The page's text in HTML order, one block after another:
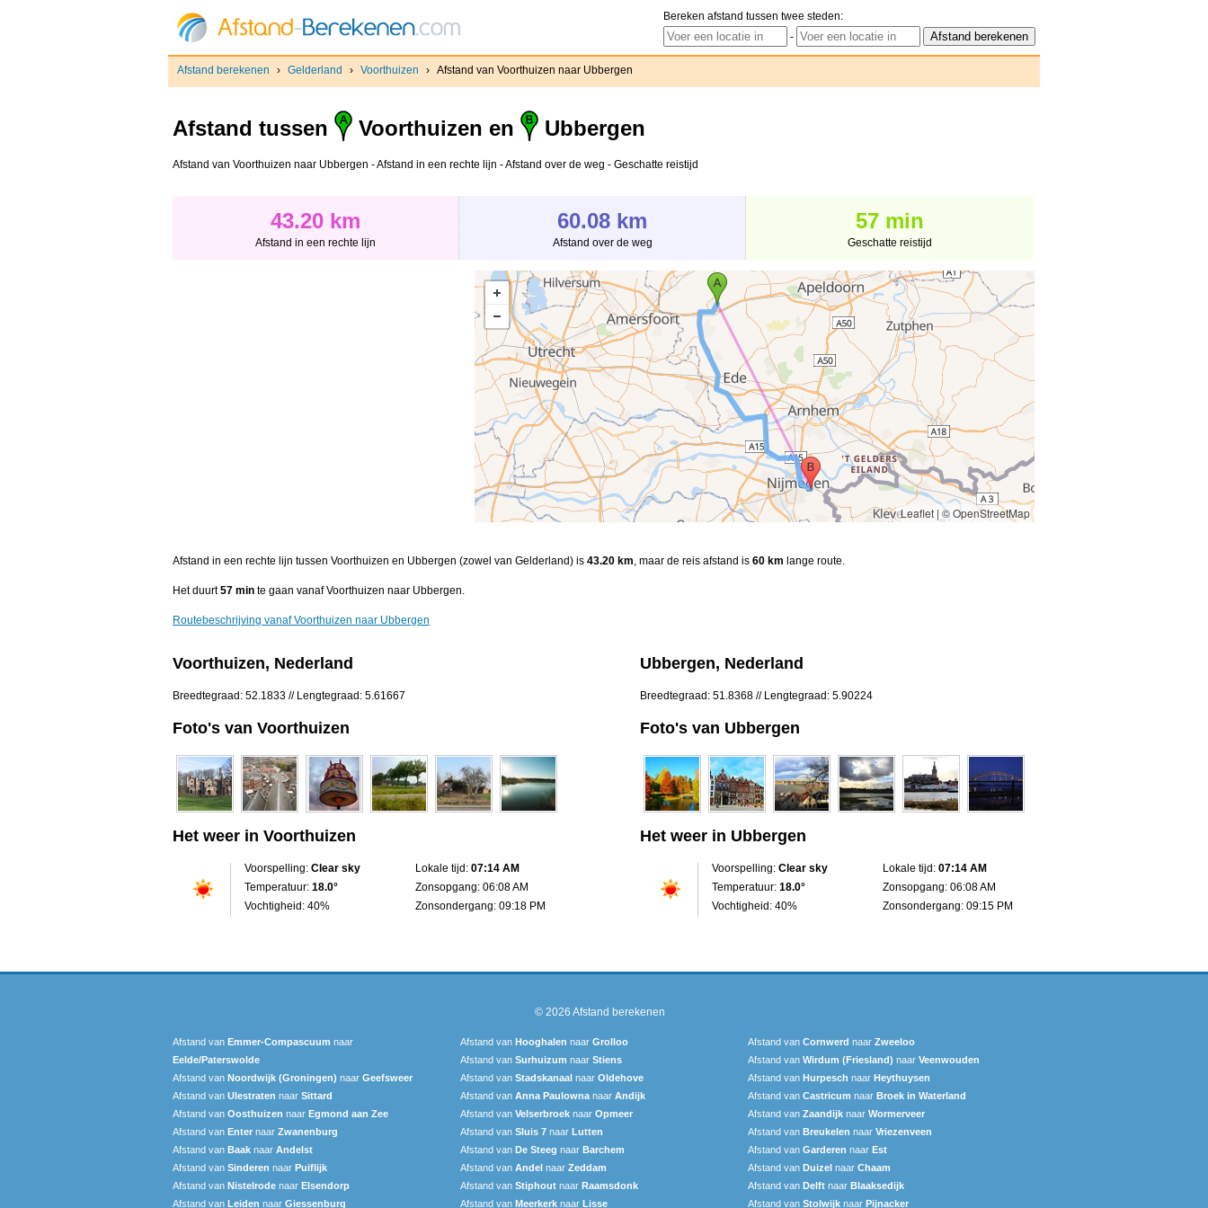
Bereken afstand tussen twee steden:
-
Afstand berekenen › Gelderland › Voorthuizen › Afstand van Voorthuizen naar Ubbergen
Afstand tussen Voorthuizen en Ubbergen
Afstand van Voorthuizen naar Ubbergen - Afstand in een rechte lijn - Afstand over de weg - Geschatte reistijd
43.20 km
Afstand in een rechte lijn
60.08 km
Afstand over de weg
57 min
Geschatte reistijd
Leaflet | © OpenStreetMap
Afstand in een rechte lijn tussen Voorthuizen en Ubbergen (zowel van Gelderland) is 43.20 km, maar de reis afstand is 60 km lange route.
Het duurt57 min te gaan vanaf Voorthuizen naar Ubbergen.
Routebeschrijving vanaf Voorthuizen naar Ubbergen
Voorthuizen, Nederland
Breedtegraad: 52.1833 // Lengtegraad: 5.61667
Foto's van Voorthuizen
Het weer in Voorthuizen
Voorspelling: Clear sky
Temperatuur: 18.0°
Vochtigheid: 40%
Lokale tijd: 07:14 AM
Zonsopgang: 06:08 AM
Zonsondergang: 09:18 PM
Ubbergen, Nederland
Breedtegraad: 51.8368 // Lengtegraad: 5.90224
Foto's van Ubbergen
Het weer in Ubbergen
Voorspelling: Clear sky
Temperatuur: 18.0°
Vochtigheid: 40%
Lokale tijd: 07:14 AM
Zonsopgang: 06:08 AM
Zonsondergang: 09:15 PM
© 2026 Afstand berekenen
Afstand van Emmer-Compascuum naar
Eelde/Paterswolde
Afstand van Hooghalen naar Grolloo Afstand van Cornwerd naar Zweeloo
Afstand van Surhuizum naar Stiens Afstand van Wirdum (Friesland) naar Veenwouden
Afstand van Noordwijk (Groningen) naar Geefsweer Afstand van Stadskanaal naar Oldehove Afstand van Hurpesch naar Heythuysen
Afstand van Ulestraten naar Sittard Afstand van Anna Paulowna naar Andijk Afstand van Castricum naar Broek in Waterland
Afstand van Oosthuizen naar Egmond aan Zee Afstand van Velserbroek naar Opmeer Afstand van Zaandijk naar Wormerveer
Afstand van Enter naar Zwanenburg Afstand van Sluis 7 naar Lutten Afstand van Breukelen naar Vriezenveen
Afstand van Baak naar Andelst Afstand van De Steeg naar Barchem Afstand van Garderen naar Est
Afstand van Sinderen naar Puiflijk Afstand van Andel naar Zeddam Afstand van Duizel naar Chaam
Afstand van Nistelrode naar Elsendorp Afstand van Stiphout naar Raamsdonk Afstand van Delft naar Blaaksedijk
Afstand van Leiden naar Giessenburg Afstand van Meerkerk naar Lisse Afstand van Stolwijk naar Pijnacker